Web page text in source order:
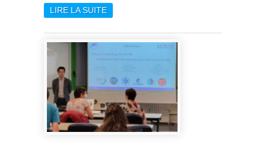
LIRE LA SUITEDE FORMATION LOINTAINE
DE L'ASTÉROÏDE CARBONÉ
RYUGU : PREUVES
DIRECTES À PARTIR DES
RETOURNÉS PAR
HAYABUSA2